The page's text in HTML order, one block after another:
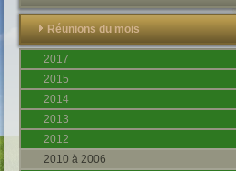
Réunions du mois
2017
2015
2014
2013
2012
2010 à 2006